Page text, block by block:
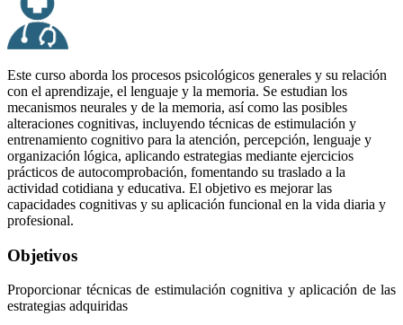
Este curso aborda los procesos psicológicos generales y su relación
con el aprendizaje, el lenguaje y la memoria. Se estudian los
mecanismos neurales y de la memoria, así como las posibles
alteraciones cognitivas, incluyendo técnicas de estimulación y
entrenamiento cognitivo para la atención, percepción, lenguaje y
organización lógica, aplicando estrategias mediante ejercicios
prácticos de autocomprobación, fomentando su traslado a la
actividad cotidiana y educativa. El objetivo es mejorar las
capacidades cognitivas y su aplicación funcional en la vida diaria y
profesional.
Objetivos
Proporcionar técnicas de estimulación cognitiva y aplicación de las
estrategias adquiridas